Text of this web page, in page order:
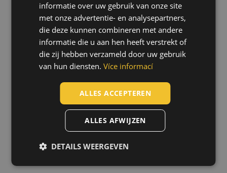
CLEEVE RFLX
muts
03140130
REFROX EVO
Reflective cross
99050009
SLOVAK
ROMANIAN
POLISH
GERMAN
SPANISH
informatie over uw gebruik van onze site
met onze advertentie- en analysepartners,
die deze kunnen combineren met andere
informatie die u aan hen heeft verstrekt of
die zij hebben verzameld door uw gebruik
van hun diensten. Více informací
ALLES ACCEPTEREN
ALLES AFWIJZEN
DETAILS WEERGEVEN